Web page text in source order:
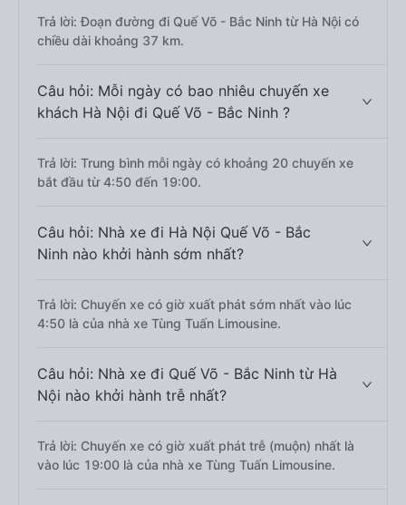
Trả lời: Đoạn đường đi Quế Võ - Bắc Ninh từ Hà Nội có
chiều dài khoảng 37 km.
Câu hỏi: Mỗi ngày có bao nhiêu chuyến xe
khách Hà Nội đi Quế Võ - Bắc Ninh ?
Trả lời: Trung bình mỗi ngày có khoảng 20 chuyến xe
bắt đầu từ 4:50 đến 19:00.
Câu hỏi: Nhà xe đi Hà Nội Quế Võ - Bắc
Ninh nào khởi hành sớm nhất?
Trả lời: Chuyến xe có giờ xuất phát sớm nhất vào lúc
4:50 là của nhà xe Tùng Tuấn Limousine.
Câu hỏi: Nhà xe đi Quế Võ - Bắc Ninh từ Hà
Nội nào khởi hành trễ nhất?
Trả lời: Chuyến xe có giờ xuất phát trễ (muộn) nhất là
vào lúc 19:00 là của nhà xe Tùng Tuấn Limousine.